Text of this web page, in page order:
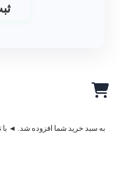
شما افزوده شد. ◄ با تایید این